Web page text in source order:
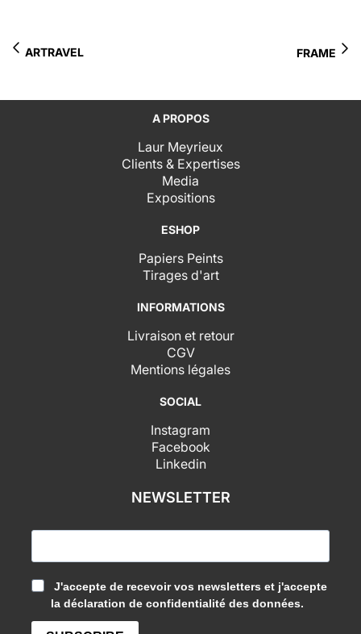
ARTRAVEL FRAME
A PROPOS
Laur Meyrieux
Clients & Expertises
Media
Expositions
ESHOP
Papiers Peints
Tirages d'art
INFORMATIONS
Livraison et retour
CGV
Mentions légales
SOCIAL
Instagram
Facebook
Linkedin
NEWSLETTER
J'accepte de recevoir vos newsletters et j'accepte
la déclaration de confidentialité des données.